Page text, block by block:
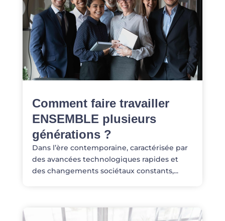
Comment faire travailler
ENSEMBLE plusieurs
générations ?
Dans l’ère contemporaine, caractérisée par
des avancées technologiques rapides et
des changements sociétaux constants,...